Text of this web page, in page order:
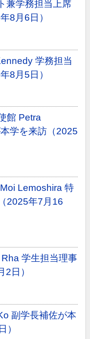
兼学務担当上席
8月6日）
学務担当
8月5日）
館 Petra
学を来訪（2025
Lemoshira 特
2025年7月16
学生担当理事
日）
副学長補佐が本
）